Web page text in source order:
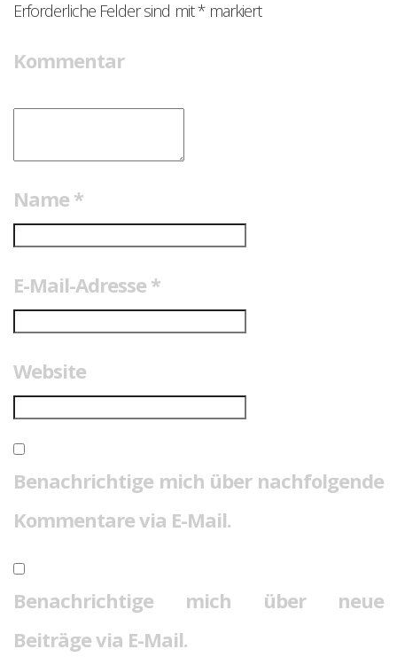
Erforderliche Felder sind mit*markiert
Kommentar
Name *
E-Mail-Adresse *
Website
Benachrichtige mich über nachfolgende
Kommentare via E-Mail.
Benachrichtige mich über neue
Beiträge via E-Mail.